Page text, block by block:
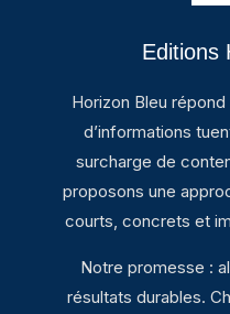
Editions
Horizon Bleu
d’informations
surcharge de
proposons une
courts, concrets et
Notre promesse :
résultats durables.